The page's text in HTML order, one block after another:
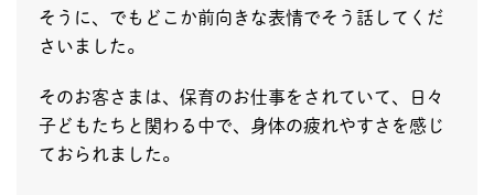
そうに、でもどこか前向きな表情でそう話してくだ
さいました。
そのお客さまは、保育のお仕事をされていて、日々
子どもたちと関わる中で、身体の疲れやすさを感じ
ておられました。